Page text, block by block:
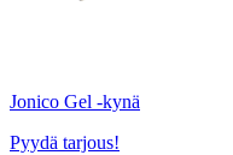
Jonico Gel -kynä
Pyydä tarjous!